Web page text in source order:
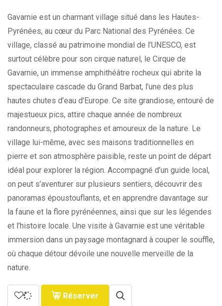
729.00€
Gavarnie est un charmant village situé dans les Hautes-
Pyrénées, au cœur du Parc National des Pyrénées. Ce
village, classé au patrimoine mondial de l’UNESCO, est
surtout célèbre pour son cirque naturel, le Cirque de
Gavarnie, un immense amphithéâtre rocheux qui abrite la
spectaculaire cascade du Grand Barbat, l’une des plus
hautes chutes d’eau d’Europe. Ce site grandiose, entouré de
majestueux pics, attire chaque année de nombreux
randonneurs, photographes et amoureux de la nature. Le
village lui-même, avec ses maisons traditionnelles en
pierre et son atmosphère paisible, reste un point de départ
idéal pour explorer la région. Accompagné d’un guide local,
on peut s’aventurer sur plusieurs sentiers, découvrir des
panoramas époustouflants, et en apprendre davantage sur
la faune et la flore pyrénéennes, ainsi que sur les légendes
et l’histoire locale. Une visite à Gavarnie est une véritable
immersion dans un paysage montagnard à couper le souffle,
où chaque détour dévoile une nouvelle merveille de la
nature.
Réserver